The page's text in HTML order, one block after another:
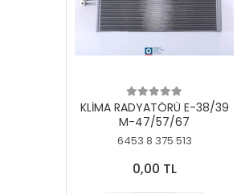
KLİMA RADYATÖRÜ E-38/39
M-47/57/67
6453 8 375 513
0,00 TL